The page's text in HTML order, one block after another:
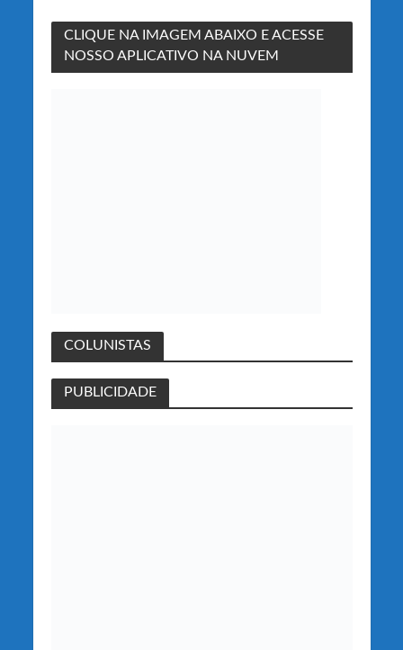
CLIQUE NA IMAGEM ABAIXO E ACESSE
NOSSO APLICATIVO NA NUVEM
COLUNISTAS
PUBLICIDADE